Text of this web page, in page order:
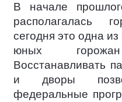
В начале
располагалась
сегодня это одна
юных
Восстанавливать
и дворы
федеральные